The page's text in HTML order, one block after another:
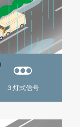
３灯式信号